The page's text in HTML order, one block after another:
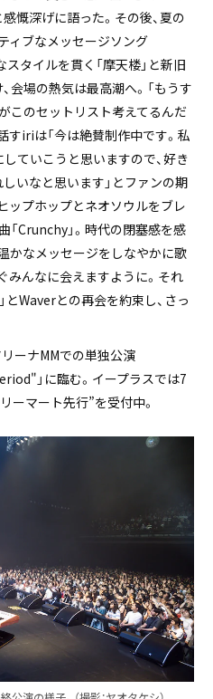
慨深げに語った。その後、夏の
ィブなメッセージソング
スタイルを貫く「摩天楼」と新旧
会場の熱気は最高潮へ。「もうす
このセットリスト考えてるんだ
すiriは「今は絶賛制作中です。私
ていこうと思いますので、好き
いなと思います」とファンの期
ップホップとネオソウルをブレ
Crunchy」。時代の閉塞感を感
かなメッセージをしなやかに歌
みんなに会えますように。それ
とWaverとの再会を約束し、さっ
ーナMMでの単独公演
」に臨む。イープラスでは7
ーマート先行”を受付中。